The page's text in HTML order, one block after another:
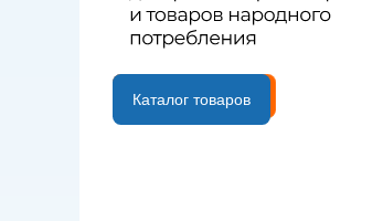
B2B портал
Каталог товаров